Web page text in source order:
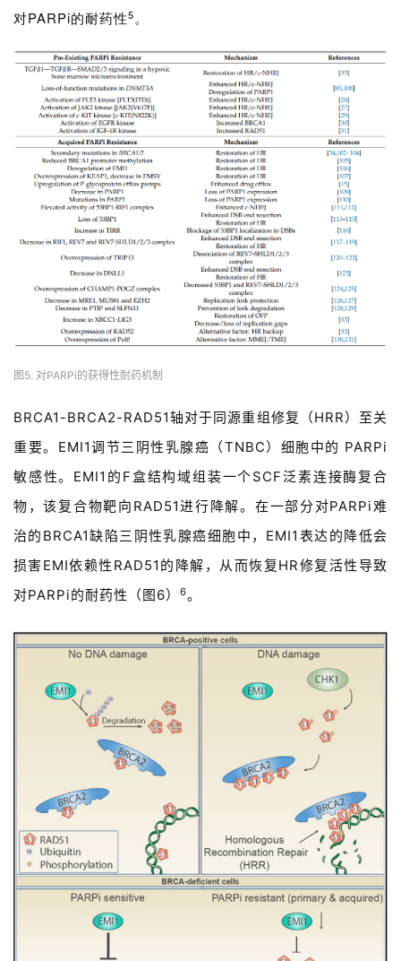
对PARPi的耐药性5。
图5. 对PARPi的获得性耐药机制
BRCA1-BRCA2-RAD51轴对于同源重组修复（HRR）至关
重要。EMI1调节三阴性乳腺癌（TNBC）细胞中的 PARPi
敏感性。EMI1的F盒结构域组装一个SCF泛素连接酶复合
物，该复合物靶向RAD51进行降解。在一部分对PARPi难
治的BRCA1缺陷三阴性乳腺癌细胞中，EMI1表达的降低会
损害EMI依赖性RAD51的降解，从而恢复HR修复活性导致
对PARPi的耐药性（图6）
6。